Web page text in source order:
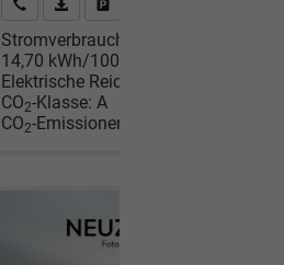
Wir rufen Sie anFahrzeugexposé (PDF)
Stromverbrauch kombiniert:
14,70 kWh/100km
Elektrische Reichweite:
CO2-Klasse: A
CO2-Emissionen: